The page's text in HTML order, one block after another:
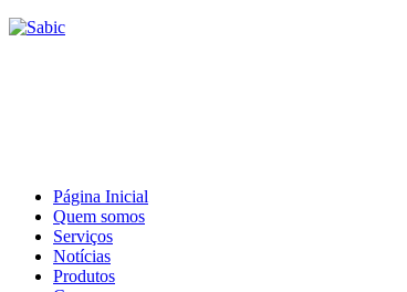
Página Inicial
Quem somos
Serviços
Notícias
Produtos